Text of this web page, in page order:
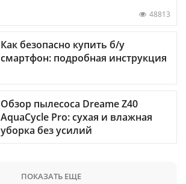
48813
Как безопасно купить б/у
смартфон: подробная инструкция
Обзор пылесоса Dreame Z40
AquaCycle Pro: сухая и влажная
уборка без усилий
ПОКАЗАТЬ ЕЩЕ